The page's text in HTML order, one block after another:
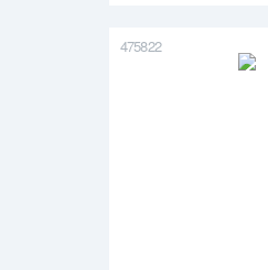
475822